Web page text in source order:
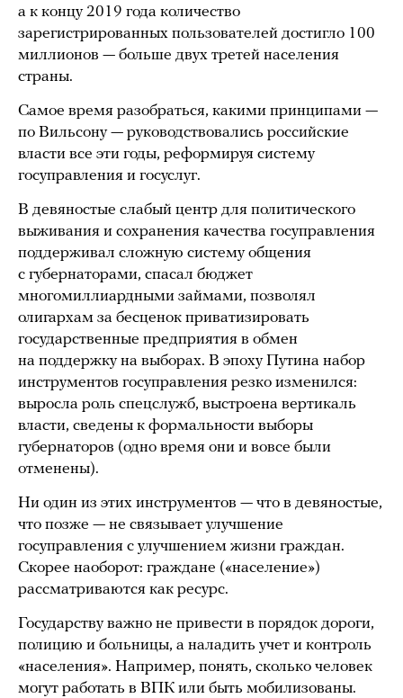
а к концу 2019 года количество
зарегистрированных пользователей достигло 100
миллионов — больше двух третей населения
страны.
Самое время разобраться, какими принципами —
по Вильсону — руководствовались российские
власти все эти годы, реформируя систему
госуправления и госуслуг.
В девяностые слабый центр для политического
выживания и сохранения качества госуправления
поддерживал сложную систему общения
с губернаторами, спасал бюджет
многомиллиардными займами, позволял
олигархам за бесценок приватизировать
государственные предприятия в обмен
на поддержку на выборах. В эпоху Путина набор
инструментов госуправления резко изменился:
выросла роль спецслужб, выстроена вертикаль
власти, сведены к формальности выборы
губернаторов (одно время они и вовсе были
отменены).
Ни один из этих инструментов — что в девяностые,
что позже — не связывает улучшение
госуправления с улучшением жизни граждан.
Скорее наоборот: граждане («население»)
рассматриваются как ресурс.
Государству важно не привести в порядок дороги,
полицию и больницы, а наладить учет и контроль
«населения». Например, понять, сколько человек
могут работать в ВПК или быть мобилизованы.